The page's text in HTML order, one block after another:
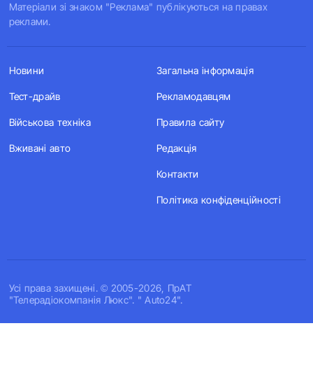
Матеріали зі знаком "Реклама" публікуються на правах
реклами.
Усi права захищенi. © 2005-2026, ПрАТ
"Телерадіокомпанія Люкс". " Auto24".
Новини
Тест-драйв
Військова техніка
Вживані авто
Загальна інформація
Рекламодавцям
Правила сайту
Редакція
Контакти
Політика конфіденційності